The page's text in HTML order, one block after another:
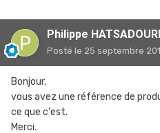
Philippe
Posté le 25 septembre
Bonjour,
vous avez une référence de
ce que c'est.
Merci.